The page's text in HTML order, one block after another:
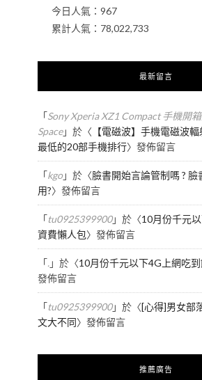
今日人氣： 967
累計人氣： 78,022,733
最新留言
「Sony Xperia XZ1 Compact 手機開
Space」於〈 【電磁波】手機電磁波
最低的20部手機排行〉發佈留言
「kgo」於〈臉書開始言論管制嗎 ?
用?〉發佈留言
「tu0925399900」於〈10月份千元
資費懶人包〉發佈留言
「.」於〈10月份千元以下4G上網吃
發佈留言
「tu0925399900」於〈[心得]男女部
文大不同〉發佈留言
推薦廣告